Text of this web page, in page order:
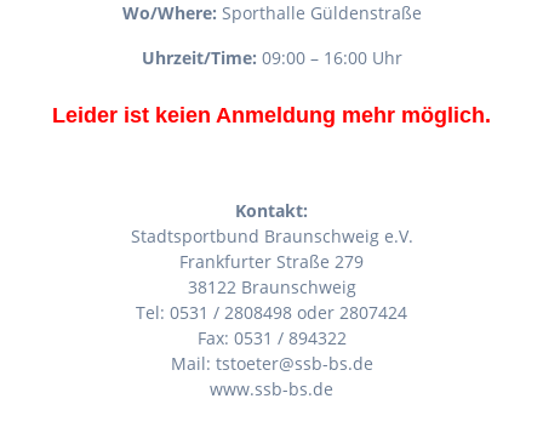
Wo/Where: Sporthalle Güldenstraße
Uhrzeit/Time: 09:00 – 16:00 Uhr
Leider ist keien Anmeldung mehr möglich.
Kontakt:
Stadtsportbund Braunschweig e.V.
Frankfurter Straße 279
38122 Braunschweig
Tel: 0531 / 2808498 oder 2807424
Fax: 0531 / 894322
Mail: tstoeter@ssb-bs.de
www.ssb-bs.de